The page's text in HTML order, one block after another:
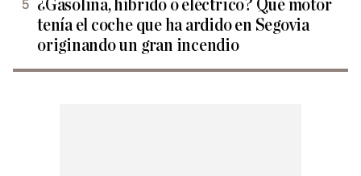
¿Gasolina, híbrido o eléctrico? Qué motor
tenía el coche que ha ardido en Segovia
originando un gran incendio